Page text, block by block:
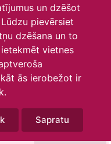
un dzēšot
pievērsiet
dzēšana un to
vietnes
ās ierobežot ir
Sapratu
S
10
16 17